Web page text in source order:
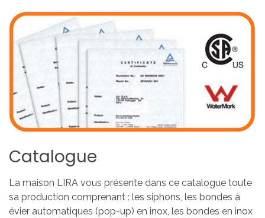
Catalogue
La maison LIRA vous présente dans ce catalogue toute
sa production comprenant : les siphons, les bondes à
évier automatiques (pop-up) en inox, les bondes en inox